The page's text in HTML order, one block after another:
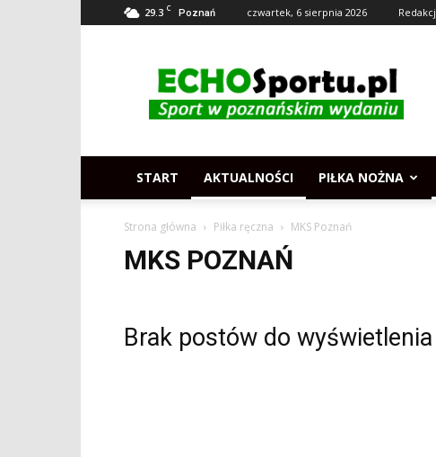
29.3 C Poznań czwartek, 6 sierpnia 2026
–
Sport
w
START AKTUALNOŚCI PIŁKA NOŻNA
Strona główna Piłka ręczna MKS Poznań
MKS POZNAŃ
Brak postów do wyświetlenia